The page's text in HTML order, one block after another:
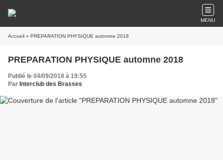
MENU
Accueil » PREPARATION PHYSIQUE automne 2018
PREPARATION PHYSIQUE automne 2018
Publié le 04/09/2018 à 19:55
Par Interclub des Brasses